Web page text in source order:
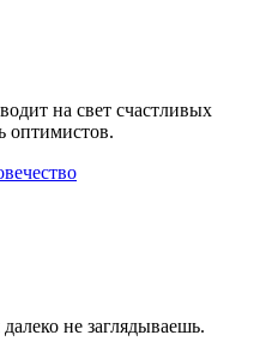
на свет счастливых
оптимистов.
не заглядываешь.